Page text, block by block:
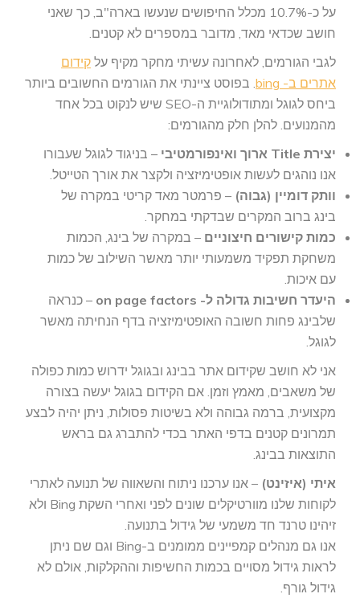
על כ-10.7% מכלל החיפושים שנעשו בארה"ב, כך שאני
חושב שכדאי מאד, מדובר במספרים לא קטנים.
לגבי הגורמים, לאחרונה עשיתי מחקר מקיף על קידום
אתרים ב- bing
. בפוסט ציינתי את הגורמים החשובים ביותר
ביחס לגוגל ומתודולוגיית ה-SEO שיש לנקוט בכל אחד
מהמנועים. להלן חלק מהגורמים:
יצירת Title ארוך ואינפורמטיבי
– בניגוד לגוגל שעבורו
אנו נוהגים לעשות אופטימיזציה ולקצר את אורך הטייטל.
וותק דומיין (גבוה) – פרמטר מאד קריטי במקרה של
בינג ברוב המקרים שבדקתי במחקר.
כמות קישורים חיצוניים – במקרה של בינג, הכמות
משחקת תפקיד משמעותי יותר מאשר השילוב של כמות
עם איכות.
היעדר חשיבות גדולה ל- on page factors
– כנראה
שלבינג פחות חשובה האופטימיזציה בדף הנחיתה מאשר
לגוגל.
אני לא חושב שקידום אתר בבינג ובגוגל ידרוש כמות כפולה
של משאבים, מאמץ וזמן. אם הקידום בגוגל יעשה בצורה
מקצועית, ברמה גבוהה ולא בשיטות פסולות, ניתן יהיה לבצע
תמרונים קטנים בדפי האתר בכדי להתברג גם בראש
התוצאות בבינג.
איתי (איזינט) – אנו ערכנו ניתוח והשאווה של תנועה לאתרי
לקוחות שלנו מוורטיקלים שונים לפני ואחרי השקת Bing ולא
זיהינו טרנד חד משמעי של גידול בתנועה.
אנו גם מנהלים קמפיינים ממומנים ב-Bing וגם שם ניתן
לראות גידול מסויים בכמות החשיפות וההקלקות, אולם לא
גידול גורף.